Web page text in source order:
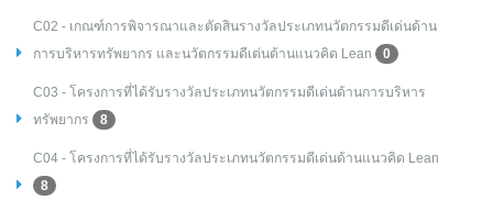
C02 - เกณฑ์การพิจารณาและตัดสินรางวัลประเภทนวัตกรรมดีเด่นด้าน
การบริหารทรัพยากร และนวัตกรรมดีเด่นด้านแนวคิด Lean
0
C03 - โครงการที่ได้รับรางวัลประเภทนวัตกรรมดีเด่นด้านการบริหาร
ทรัพยากร
8
C04 - โครงการที่ได้รับรางวัลประเภทนวัตกรรมดีเด่นด้านแนวคิด Lean
8